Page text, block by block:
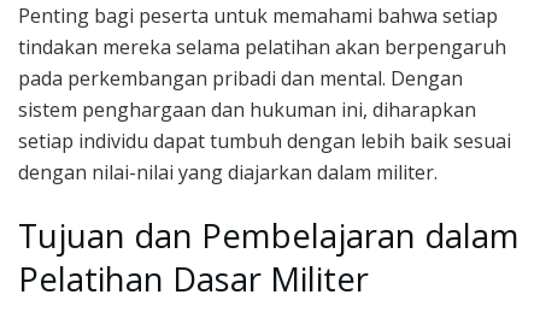
Penting bagi peserta untuk memahami bahwa setiap
tindakan mereka selama pelatihan akan berpengaruh
pada perkembangan pribadi dan mental. Dengan
sistem penghargaan dan hukuman ini, diharapkan
setiap individu dapat tumbuh dengan lebih baik sesuai
dengan nilai-nilai yang diajarkan dalam militer.
Tujuan dan Pembelajaran dalam
Pelatihan Dasar Militer